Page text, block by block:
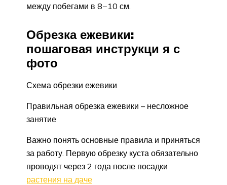
между побегами в 8−10 см.
Обрезка ежевики:
пошаговая инструкци я с
фото
Схема обрезки ежевики
Правильная обрезка ежевики – несложное
занятие
Важно понять основные правила и приняться
за работу. Первую обрезку куста обязательно
проводят через 2 года после посадки
растения на даче